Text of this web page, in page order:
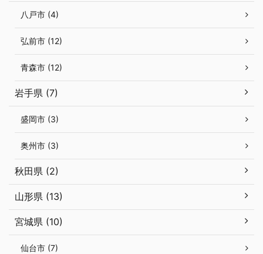
八戸市 (4)
弘前市 (12)
青森市 (12)
岩手県 (7)
盛岡市 (3)
奥州市 (3)
秋田県 (2)
山形県 (13)
宮城県 (10)
仙台市 (7)